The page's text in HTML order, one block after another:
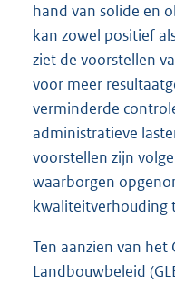
hand van solide en
kan zowel positief
ziet de voorstellen
voor meer
verminderde
administratieve
voorstellen zijn
waarborgen
kwaliteitverhouding
Ten aanzien van het
Landbouwbeleid